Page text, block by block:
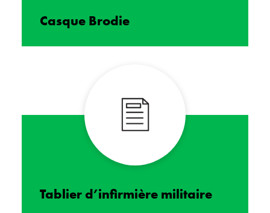
Casque Brodie
Tablier d’infirmière militaire